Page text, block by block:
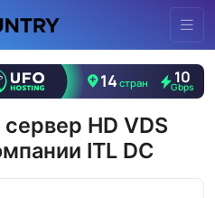
HD VDS
ITL DC